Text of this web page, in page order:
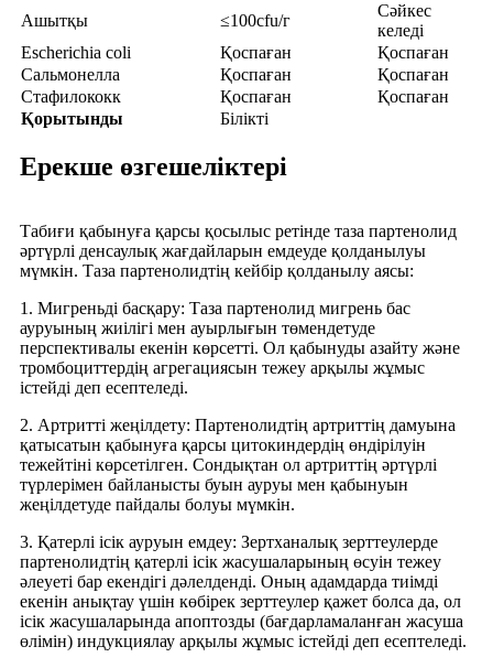
Ашытқы
≤100cfu/г
Сәйкес
келеді
Escherichia coli
Қоспаған
Қоспаған
Сальмонелла
Қоспаған
Қоспаған
Стафилококк
Қоспаған
Қоспаған
Қорытынды
Білікті
Ерекше өзгешеліктері
Табиғи қабынуға қарсы қосылыс ретінде таза партенолид
әртүрлі денсаулық жағдайларын емдеуде қолданылуы
мүмкін. Таза партенолидтің кейбір қолданылу аясы:
1. Мигреньді басқару: Таза партенолид мигрень бас
ауруының жиілігі мен ауырлығын төмендетуде
перспективалы екенін көрсетті. Ол қабынуды азайту және
тромбоциттердің агрегациясын тежеу ​​арқылы жұмыс
істейді деп есептеледі.
2. Артритті жеңілдету: Партенолидтің артриттің дамуына
қатысатын қабынуға қарсы цитокиндердің өндірілуін
тежейтіні көрсетілген. Сондықтан ол артриттің әртүрлі
түрлерімен байланысты буын ауруы мен қабынуын
жеңілдетуде пайдалы болуы мүмкін.
3. Қатерлі ісік ауруын емдеу: Зертханалық зерттеулерде
партенолидтің қатерлі ісік жасушаларының өсуін тежеу ​​​​
әлеуеті бар екендігі дәлелденді. Оның адамдарда тиімді
екенін анықтау үшін көбірек зерттеулер қажет болса да, ол
ісік жасушаларында апоптозды (бағдарламаланған жасуша
өлімін) индукциялау арқылы жұмыс істейді деп есептеледі.